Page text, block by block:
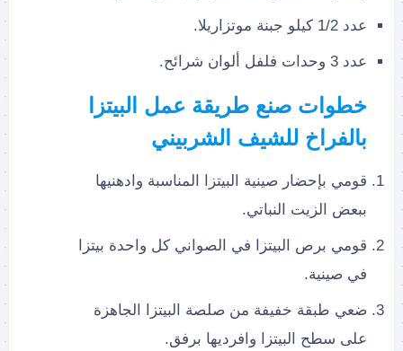
عدد 1/2 كيلو جبنة موتزاريلا.
عدد 3 وحدات فلفل ألوان شرائح.
خطوات صنع طريقة عمل البيتزا
بالفراخ للشيف الشربيني
قومي بإحضار صينية البيتزا المناسبة وادهنيها
ببعض الزيت النباتي.
قومي برص البيتزا في الصواني كل واحدة بيتزا
في صينية.
ضعي طبقة خفيفة من صلصة البيتزا الجاهزة
على سطح البيتزا وافرديها برفق.